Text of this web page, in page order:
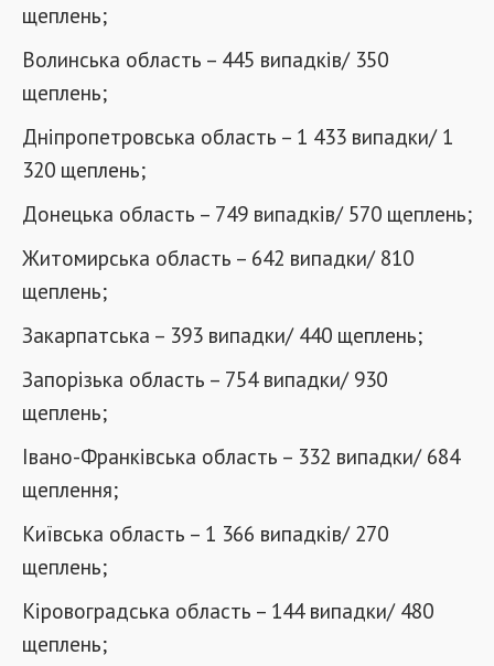
щеплень;
Волинська область – 445 випадків/ 350
щеплень;
Дніпропетровська область – 1 433 випадки/ 1
320 щеплень;
Донецька область – 749 випадків/ 570 щеплень;
Житомирська область – 642 випадки/ 810
щеплень;
Закарпатська – 393 випадки/ 440 щеплень;
Запорізька область – 754 випадки/ 930
щеплень;
Івано-Франківська область – 332 випадки/ 684
щеплення;
Київська область – 1 366 випадків/ 270
щеплень;
Кіровоградська область – 144 випадки/ 480
щеплень;